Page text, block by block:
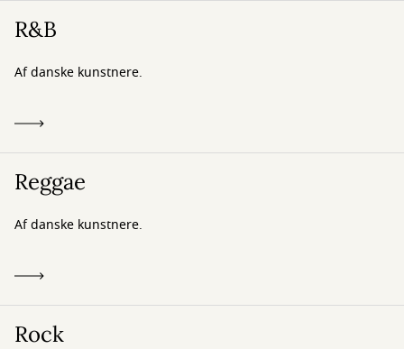
R&B
Af danske kunstnere.
Reggae
Af danske kunstnere.
Rock